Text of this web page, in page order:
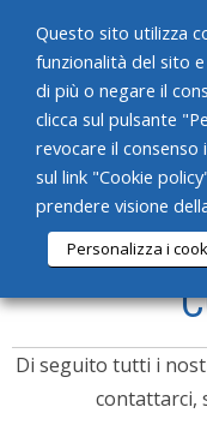
HOME
CHI SIAMO
SERVIZI
NEWS
Di seguito tutti i
contattarci,
Questo sito utilizza
funzionalità del sito
di più o negare il
clicca sul pulsante
revocare il consenso
sul link "Cookie
prendere visione
Personalizza i